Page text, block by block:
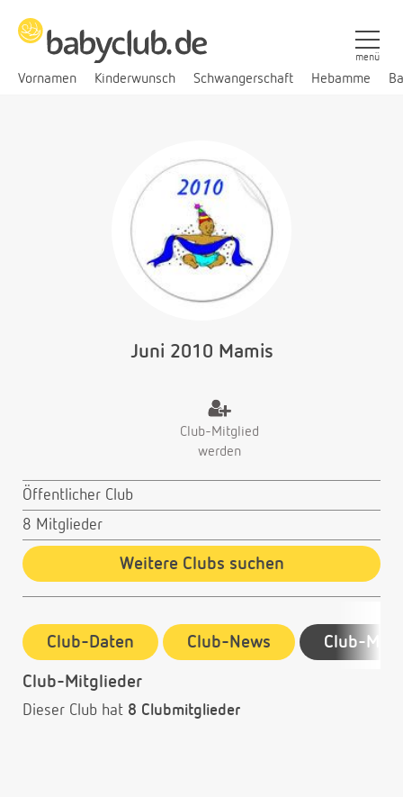
Vornamen Kinderwunsch Schwangerschaft Hebamme
menü
Juni 2010 Mamis
Club-Mitglied
werden
Öffentlicher Club
8 Mitglieder
Weitere Clubs suchen
Club-Daten Club-News Club-
Club-Mitglieder
Dieser Club hat 8 Clubmitglieder